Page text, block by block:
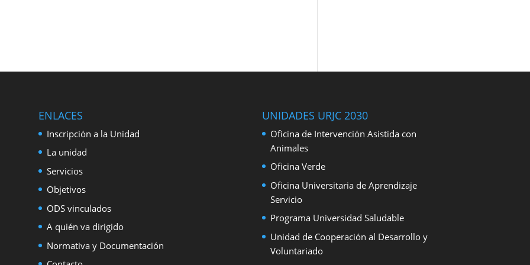
ENLACES
Inscripción a la Unidad
La unidad
Servicios
Objetivos
ODS vinculados
A quién va dirigido
Normativa y Documentación
UNIDADES URJC 2030
Oficina de Intervención Asistida con
Animales
Oficina Verde
Oficina Universitaria de Aprendizaje
Servicio
Programa Universidad Saludable
Unidad de Cooperación al Desarrollo y
Voluntariado